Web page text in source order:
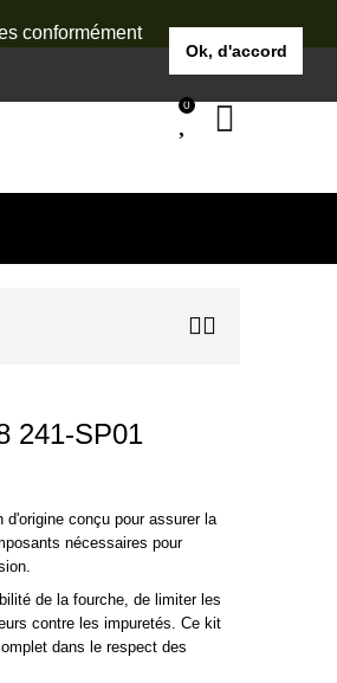
conformément
Ok, d'accord
0
241-SP01
conçu pour assurer la
nécessaires pour
de la fourche, de limiter les
contre les impuretés. Ce kit
dans le respect des